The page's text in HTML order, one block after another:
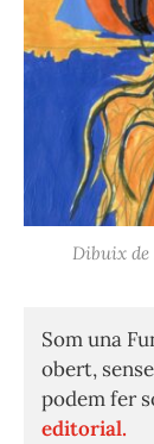
Dibuix de
Som una
obert,
podem fer
editorial.